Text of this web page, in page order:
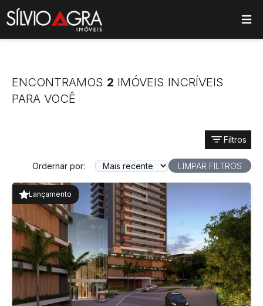
main menu
ENCONTRAMOS 2 IMÓVEIS INCRÍVEIS
PARA VOCÊ
Filtros
Ordernar por: LIMPAR FILTROS
Lançamento